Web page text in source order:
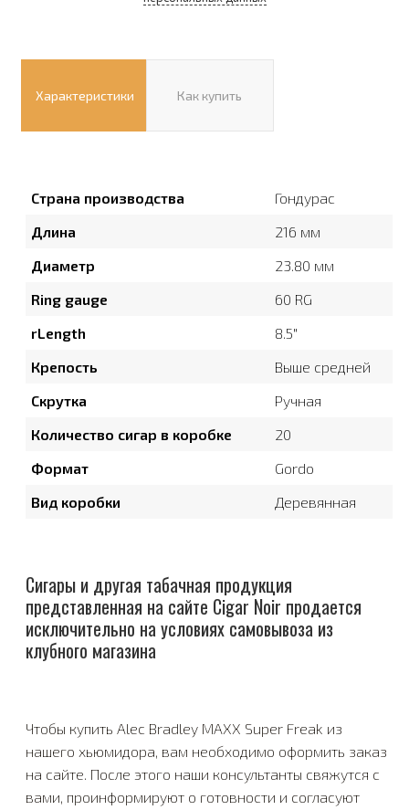
Характеристики Как купить
Страна производства
Гондурас
Длина
216 мм
Диаметр
23.80 мм
Ring gauge
60 RG
rLength
8.5″
Крепость
Выше средней
Скрутка
Ручная
Количество сигар в коробке
20
Формат
Gordo
Вид коробки
Деревянная
Сигары и другая табачная продукция
представленная на сайте Cigar Noir продается
исключительно на условиях самовывоза из
клубного магазина
Чтобы купить Alec Bradley MAXX Super Freak из
нашего хьюмидора, вам необходимо оформить заказ
на сайте. После этого наши консультанты свяжутся с
вами, проинформируют о готовности и согласуют